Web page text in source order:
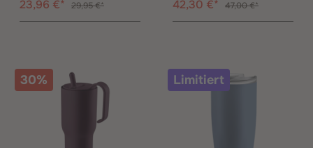
23,96 €*
29,95 €*
42,30 €*
47,00 €*
30% Limitiert